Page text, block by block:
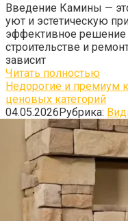
Введение Камины —
уют и эстетическую
эффективное решение
строительстве и
зависит
Читать полностью
Недорогие и премиум
ценовых категорий
04.05.2026Рубрика: